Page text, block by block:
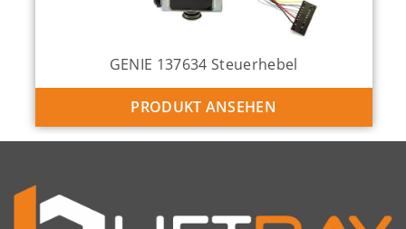
GENIE 137634 Steuerhebel
PRODUKT ANSEHEN